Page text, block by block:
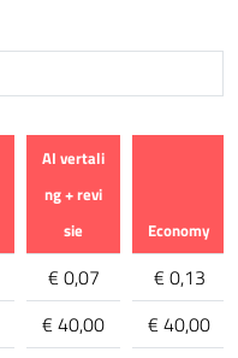
AI vertali
ng + revi
sie
Economy
€ 0,07
€ 0,13
€ 40,00
€ 40,00